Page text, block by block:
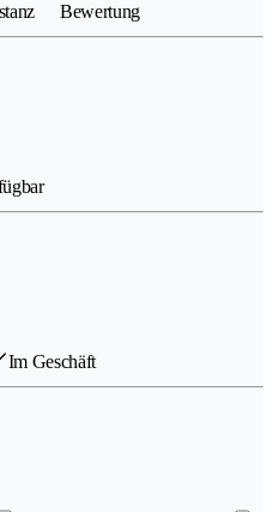
Bewertung
Im Geschäft